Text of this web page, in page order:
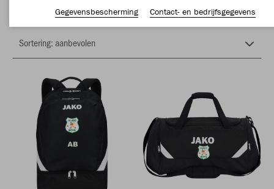
Gegevensbescherming
Contact- en bedrijfsgegevens